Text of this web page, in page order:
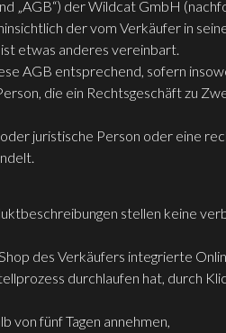
„AGB“) der Wildcat GmbH
der vom Verkäufer in
etwas anderes vereinbart.
AGB entsprechend, sofern
die ein Rechtsgeschäft zu
juristische Person oder eine
stellen keine
des Verkäufers integrierte
durchlaufen hat, durch
von fünf Tagen annehmen,